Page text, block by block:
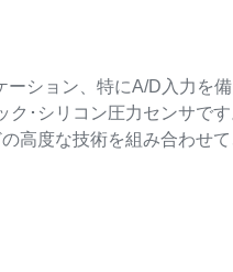
ション、特にA/D入力を
･シリコン圧力センサで
高度な技術を組み合わせ